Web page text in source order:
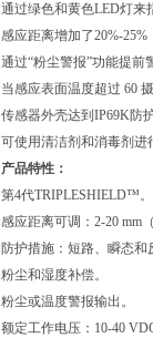
通过绿色和黄色LED灯来
感应距离增加了20%-
通过“粉尘警报”功能提前
当感应表面温度超过 60
传感器外壳达到IP69K防
可使用清洁剂和消毒剂进
产品特性：
第4代TRIPLESHIELD™。
感应距离可调：2-20 mm
防护措施：短路、瞬态和
粉尘和湿度补偿。
粉尘或温度警报输出。
额定工作电压：10-40 VDC